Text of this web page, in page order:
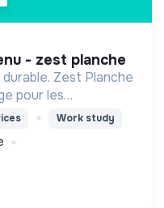
- zest planche
Zest Planche
pour les
Zesteurs en livrant
Work study